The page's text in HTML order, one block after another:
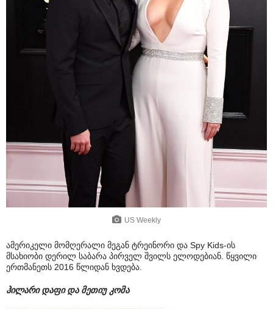
US Weekly
ამერიკელი მომღერალი მეგან ტრეინორი და Spy Kids-ის
მსახიობი დერილ საბარა პირველ შვილს ელოდებიან. წყვილი
ერთმანეთს 2016 წლიდან ხვდება.
ჰილარი დაფი და მეთიუ კომა